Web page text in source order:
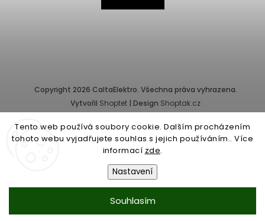
Tento web používá soubory cookie. Dalším procházením
tohoto webu vyjadřujete souhlas s jejich používáním.. Více
informací zde.
Nastavení
Souhlasím
Copyright 2026 CaltaElektro. Všechna práva vyhrazena.
Vytvořil Shoptet | Design Shoptak.cz
Provozovatel e-shopu: CALTA - K, s.r.o., IČ: 25155822, Pernerova
10/32, Karlín, 186 00 Praha.
Společnost je zapsána v obchodním rejstříku vedeném Městským
soudem v Praze - oddíl C, vložka 87218.